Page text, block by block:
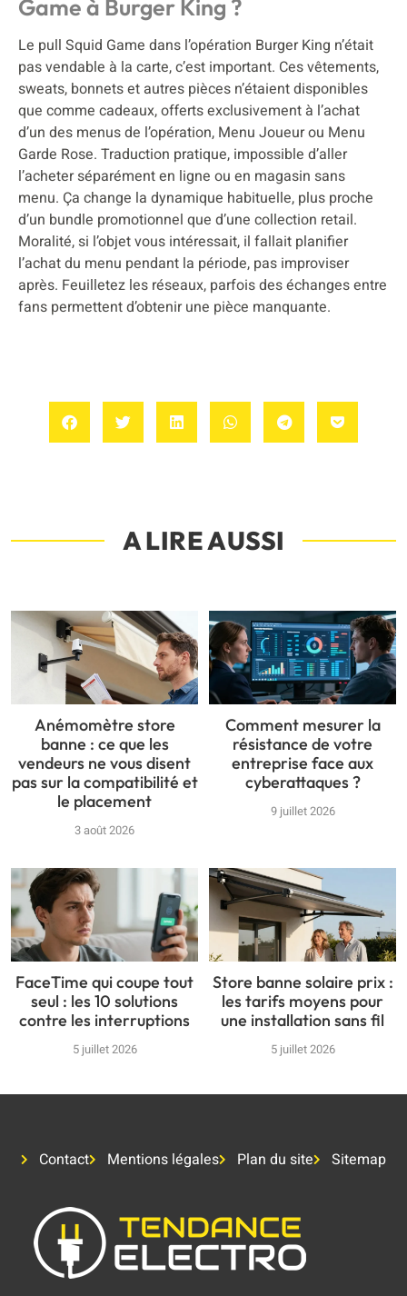
Game à Burger King ?
Le pull Squid Game dans l’opération Burger King n’était
pas vendable à la carte, c’est important. Ces vêtements,
sweats, bonnets et autres pièces n’étaient disponibles
que comme cadeaux, offerts exclusivement à l’achat
d’un des menus de l’opération, Menu Joueur ou Menu
Garde Rose. Traduction pratique, impossible d’aller
l’acheter séparément en ligne ou en magasin sans
menu. Ça change la dynamique habituelle, plus proche
d’un bundle promotionnel que d’une collection retail.
Moralité, si l’objet vous intéressait, il fallait planifier
l’achat du menu pendant la période, pas improviser
après. Feuilletez les réseaux, parfois des échanges entre
fans permettent d’obtenir une pièce manquante.
A LIRE AUSSI
Anémomètre store
banne : ce que les
vendeurs ne vous disent
pas sur la compatibilité et
le placement
3 août 2026
Comment mesurer la
résistance de votre
entreprise face aux
cyberattaques ?
9 juillet 2026
FaceTime qui coupe tout
seul : les 10 solutions
contre les interruptions
5 juillet 2026
Store banne solaire prix :
les tarifs moyens pour
une installation sans fil
5 juillet 2026
Contact Mentions légales Plan du site Sitemap